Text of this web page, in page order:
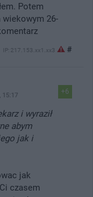
Potem
wiekowym 26-
IP: 217.153.xx1.xx3 #
+6
15:17
i wyraził
abym
jak i
jak
czasem